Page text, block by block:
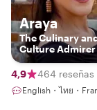
Araya
The Culinary
Culture Admirer
4,9 464 reseñas
English・ไทย・